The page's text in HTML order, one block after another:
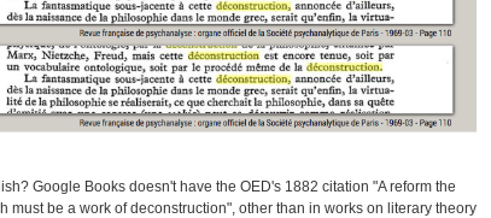
Google Books doesn't have the OED's 1882 citation "A reform the
must be a work of deconstruction", other than in works on literary theory